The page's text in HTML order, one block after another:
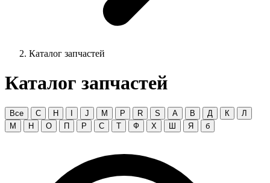
Каталог запчастей
Каталог запчастей
Все C H J M P R S А В Д К
Л
М
Н О П Р С Т Ф Х Ш Я б